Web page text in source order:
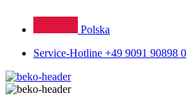
Polska
Service-Hotline +49 9091 90898 0